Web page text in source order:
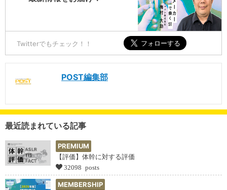
Twitterでもチェック！！
POST編集部
最近読まれている記事
PREMIUM
【評価】体幹に対する評価
32098 posts
MEMBERSHIP